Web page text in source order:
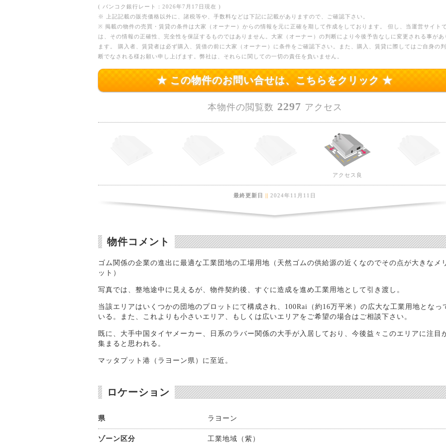
( バンコク銀行レート：2026年7月17日現在 )
※ 上記記載の販売価格以外に、諸税等や、手数料などは下記に記載がありますので、ご確認下さい。
※ 掲載の物件の売買・賃貸の条件は大家（オーナー）からの情報を元に正確を期して作成をしております。 但し、当運営サイト
は、その情報の正確性、完全性を保証するものではありません。大家（オーナー）の判断により今後予告なしに変更される事があ
ます。 購入者、賃貸者は必ず購入、賃借の前に大家（オーナー）に条件をご確認下さい。また、購入、賃貸に際してはご自身の判
断でなされる様お願い申し上げます。弊社は、それらに関しての一切の責任を負いません。
★ この物件のお問い合せは、こちらをクリック ★
本物件の閲覧数 2297 アクセス
アクセス良
最終更新日 || 2024年11月11日
物件コメント
ゴム関係の企業の進出に最適な工業団地の工場用地（天然ゴムの供給源の近くなのでその点が大きなメ
ット）
写真では、整地途中に見えるが、物件契約後、すぐに造成を進め工業用地として引き渡し。
当該エリアはいくつかの団地のプロットにて構成され、100Rai（約16万平米）の広大な工業用地となっ
いる。また、これよりも小さいエリア、もしくは広いエリアをご希望の場合はご相談下さい。
既に、大手中国タイヤメーカー、日系のラバー関係の大手が入居しており、今後益々このエリアに注目
集まると思われる。
マッタプット港（ラヨーン県）に至近。
ロケーション
県 ラヨーン
ゾーン区分 工業地域（紫）